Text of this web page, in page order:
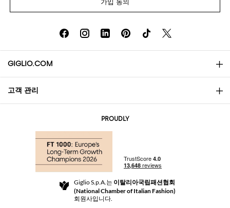
가입 동의
GIGLIO.COM
소개
Community Store
고객 관리
반품 및 환불
For a safe shopping experience
PROUDLY
Giglio S.p.A.는 이탈리아국립패션협회
(National Chamber of Italian Fashion)
회원사입니다.